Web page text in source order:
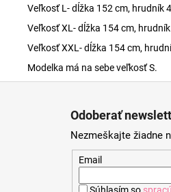
Veľkosť L- dĺžka 152 cm, hrudník
Veľkosť XL- dĺžka 154 cm,
Veľkosť XXL- dĺžka 154 cm,
Modelka má na sebe veľkosť S.
Odoberať
Nezmeškajte žiadne
Email